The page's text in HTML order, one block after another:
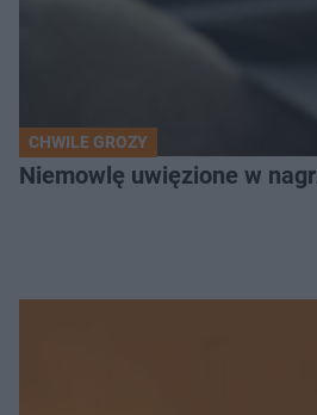
CHWILE GROZY
Niemowlę uwięzione w